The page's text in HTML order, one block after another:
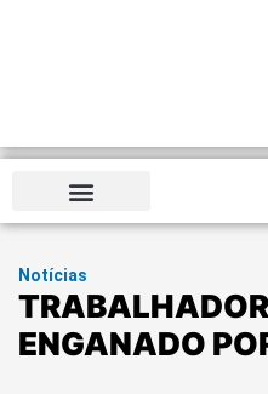
Notícias
ENGANADO